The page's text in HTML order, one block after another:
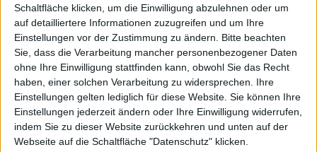
Schaltfläche klicken, um die Einwilligung abzulehnen oder um
auf detailliertere Informationen zuzugreifen und um Ihre
Einstellungen vor der Zustimmung zu ändern.
Bitte beachten
Sie, dass die Verarbeitung mancher personenbezogener Daten
ohne Ihre Einwilligung stattfinden kann, obwohl Sie das Recht
haben, einer solchen Verarbeitung zu widersprechen. Ihre
Einstellungen gelten lediglich für diese Website. Sie können Ihre
Einstellungen jederzeit ändern oder Ihre Einwilligung widerrufen,
indem Sie zu dieser Website zurückkehren und unten auf der
Webseite auf die Schaltfläche "Datenschutz" klicken.
CORE COMPANY DATA COVERAGE
HISTORIES
EVENTS
EARNINGS
DIVIDENDS
FINANCIALS
MAPS CHARTS/PERFORMANCE
#BGFL Newswire
Ratings
#BGFL-nes HMS Bergbau: boersengefluester.de (BGFL) regularly